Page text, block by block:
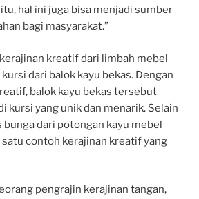
hal ini juga bisa menjadi sumber
bagi masyarakat.”
kreatif dari limbah mebel
dari balok kayu bekas. Dengan
balok kayu bekas tersebut
kursi yang unik dan menarik. Selain
bunga dari potongan kayu mebel
satu contoh kerajinan kreatif yang
pengrajin kerajinan tangan,